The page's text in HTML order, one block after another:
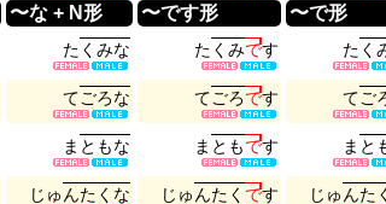
〜な + N形 〜です形 〜で形
た く みな た く みです た く
てごろな てごろです てご
ま と もな ま と もです ま と
じ ゅ んた く な じ ゅ んた く です じ ゅ んた く